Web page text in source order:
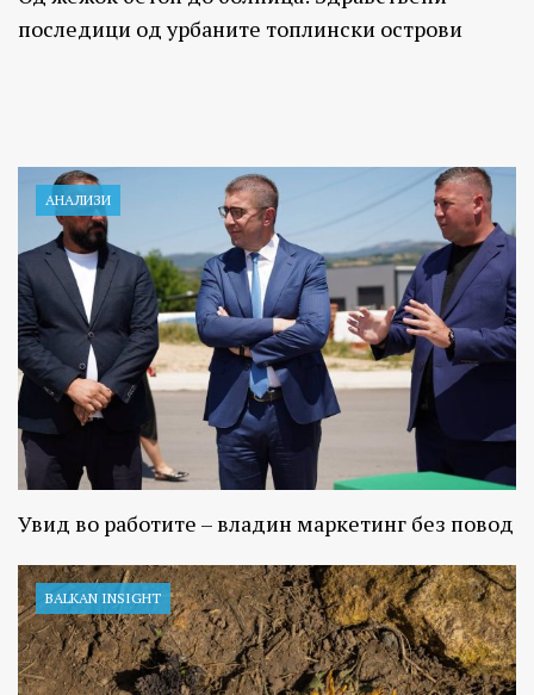
последици од урбаните топлински острови
АНАЛИЗИ
Увид во работите – владин маркетинг без повод
BALKAN INSIGHT